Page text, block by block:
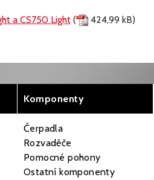
a CS750 Light ( 424,99 kB)
Komponenty
Čerpadla
Rozvaděče
Pomocné pohony
Ostatní komponenty